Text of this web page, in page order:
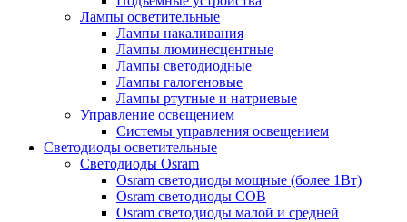
Лампы осветительные
Лампы накаливания
Лампы люминесцентные
Лампы светодиодные
Лампы галогеновые
Лампы ртутные и натриевые
Управление освещением
Системы управления освещением
Светодиоды осветительные
Светодиоды Osram
Osram светодиоды мощные (более 1Вт)
Osram светодиоды COB
Osram светодиоды малой и средней